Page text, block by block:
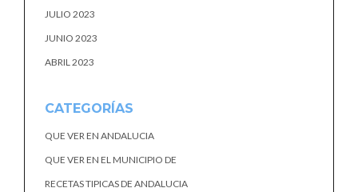
JULIO 2023
JUNIO 2023
ABRIL 2023
CATEGORÍAS
QUE VER EN ANDALUCIA
QUE VER EN EL MUNICIPIO DE
RECETAS TIPICAS DE ANDALUCIA